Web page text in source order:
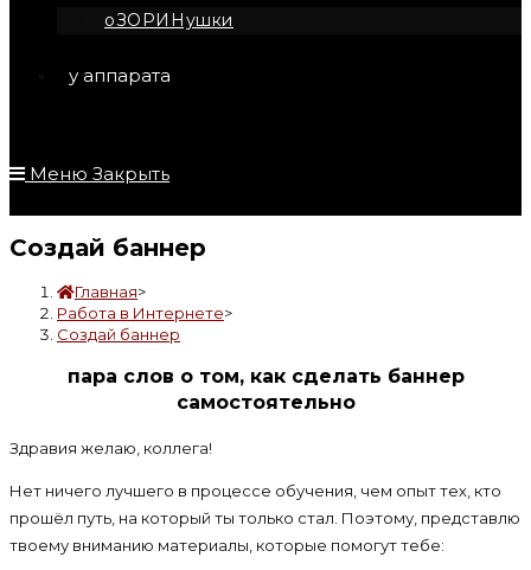
оЗОРИНушки
у аппарата
Меню Закрыть
Создай баннер
Главная>
Работа в Интернете>
Создай баннер
парa слов о том, как сделать баннер
самостоятельно
Здравия желаю, коллега!
Нет ничего лучшего в процессе обучения, чем опыт тех, кто
прошёл путь, на который ты только стал. Поэтому, представлю
твоему вниманию материалы, которые помогут тебе: